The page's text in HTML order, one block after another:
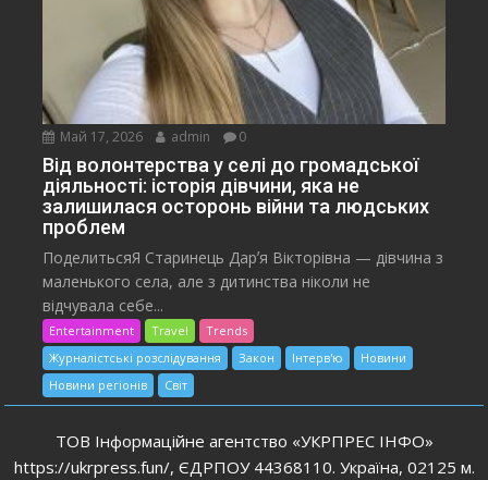
Май 17, 2026 admin 0
Від волонтерства у селі до громадської
діяльності: історія дівчини, яка не
залишилася осторонь війни та людських
проблем
ПоделитьсяЯ Старинець Дарʼя Вікторівна — дівчина з
маленького села, але з дитинства ніколи не
відчувала себе...
Entertainment Travel
Trends
Журналістські розслідування
Закон Інтерв'ю
Новини
Новини регіонів
Світ
ТОВ Інформаційне агентство «УКРПРЕС ІНФО»
https://ukrpress.fun/, ЄДРПОУ 44368110. Україна, 02125 м.